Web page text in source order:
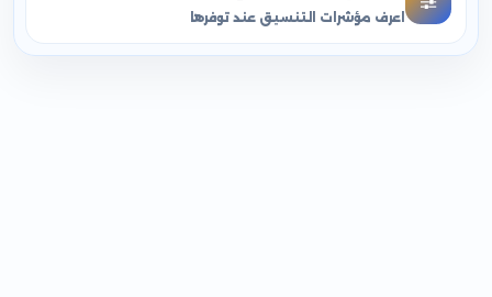
اعرف مؤشرات التنسيق عند توفرها